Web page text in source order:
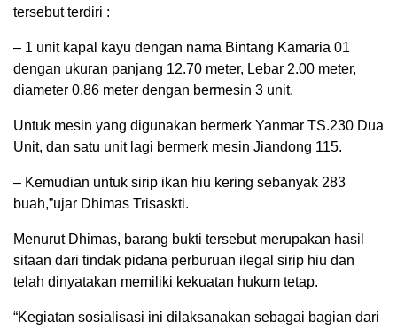
tersebut terdiri :
– 1 unit kapal kayu dengan nama Bintang Kamaria 01
dengan ukuran panjang 12.70 meter, Lebar 2.00 meter,
diameter 0.86 meter dengan bermesin 3 unit.
Untuk mesin yang digunakan bermerk Yanmar TS.230 Dua
Unit, dan satu unit lagi bermerk mesin Jiandong 115.
– Kemudian untuk sirip ikan hiu kering sebanyak 283
buah,”ujar Dhimas Trisaskti.
Menurut Dhimas, barang bukti tersebut merupakan hasil
sitaan dari tindak pidana perburuan ilegal sirip hiu dan
telah dinyatakan memiliki kekuatan hukum tetap.
“Kegiatan sosialisasi ini dilaksanakan sebagai bagian dari